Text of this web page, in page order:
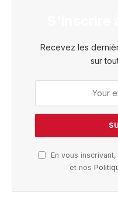
Recevez les
sur
En vous
et nos